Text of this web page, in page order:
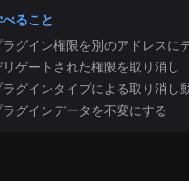
ること
ラグイン権限を別のアドレスに
リゲートされた権限を取り消し
ラグインタイプによる取り消し
ラグインデータを不変にする